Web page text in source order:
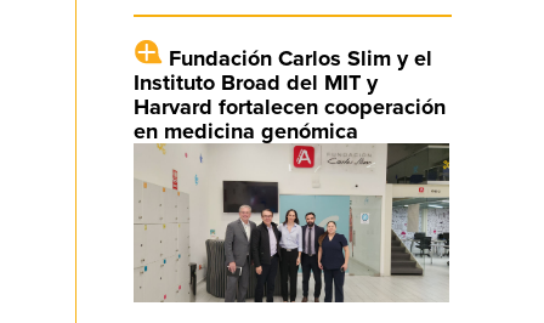
Fundación Carlos Slim y el
Instituto Broad del MIT y
Harvard fortalecen cooperación
en medicina genómica